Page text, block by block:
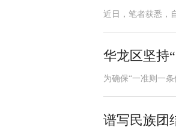
近日，笔者获悉，
华龙区坚持
为确保“一准则一
谱写民族团